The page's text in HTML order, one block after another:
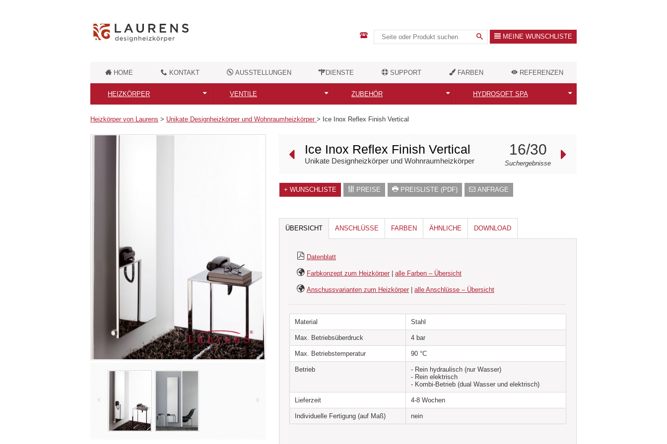
MEINE WUNSCHLISTE
HOME KONTAKT AUSSTELLUNGEN DIENSTE SUPPORT FARBEN REFERENZEN
HEIZKÖRPER
Alle Heizkörper
Badheizkörper
Industrie Rippenrohrheizkörper
VENTILE
Alle Ventile
Moderne Designventile
Nostalgische Ventile
ZUBEHÖR
Alle Zubehörteile
Elektrische Heizstäbe
Handtuchhalter
HYDROSOFT SPA
Classic / FamilyDuo
Royal
Heizkörper von Laurens > Unikate Designheizkörper und Wohnraumheizkörper > Ice Inox Reflex Finish Vertical
16/30
Suchergebnisse
Ice Inox Reflex Finish Vertical
Unikate Designheizkörper und Wohnraumheizkörper
+ WUNSCHLISTE PREISE PREISLISTE (PDF) ANFRAGE
ÜBERSICHT ANSCHLÜSSE FARBEN ÄHNLICHE DOWNLOAD
Datenblatt
Farbkonzept zum Heizkörper alle Farben – Übersicht
Anschussvarianten zum Heizkörper alle Anschlüsse – Übersicht
Material Stahl
Max. Betriebsüberdruck 4 bar
Max. Betriebstemperatur 90 °C
Betrieb
- Rein hydraulisch (nur Wasser)
- Rein elektrisch
- Kombi-Betrieb (dual Wasser und elektrisch)
Lieferzeit 4-8 Wochen
Individuelle Fertigung (auf Maß) nein